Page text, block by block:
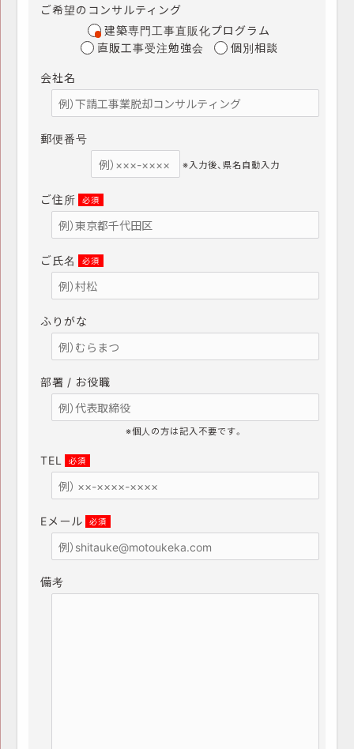
ご希望のコンサルティング
建築専門工事直販化プログラム
直販工事受注勉強会
個別相談
会社名
郵便番号
※入力後、県名自動入力
ご住所 必須
ご氏名 必須
ふりがな
部署 / お役職
※個人の方は記入不要です。
TEL 必須
Eメール 必須
備考